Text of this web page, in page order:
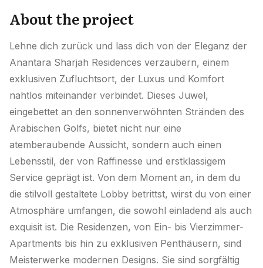
About the project
Lehne dich zurück und lass dich von der Eleganz der
Anantara Sharjah Residences verzaubern, einem
exklusiven Zufluchtsort, der Luxus und Komfort
nahtlos miteinander verbindet. Dieses Juwel,
eingebettet an den sonnenverwöhnten Stränden des
Arabischen Golfs, bietet nicht nur eine
atemberaubende Aussicht, sondern auch einen
Lebensstil, der von Raffinesse und erstklassigem
Service geprägt ist. Von dem Moment an, in dem du
die stilvoll gestaltete Lobby betrittst, wirst du von einer
Atmosphäre umfangen, die sowohl einladend als auch
exquisit ist. Die Residenzen, von Ein- bis Vierzimmer-
Apartments bis hin zu exklusiven Penthäusern, sind
Meisterwerke modernen Designs. Sie sind sorgfältig